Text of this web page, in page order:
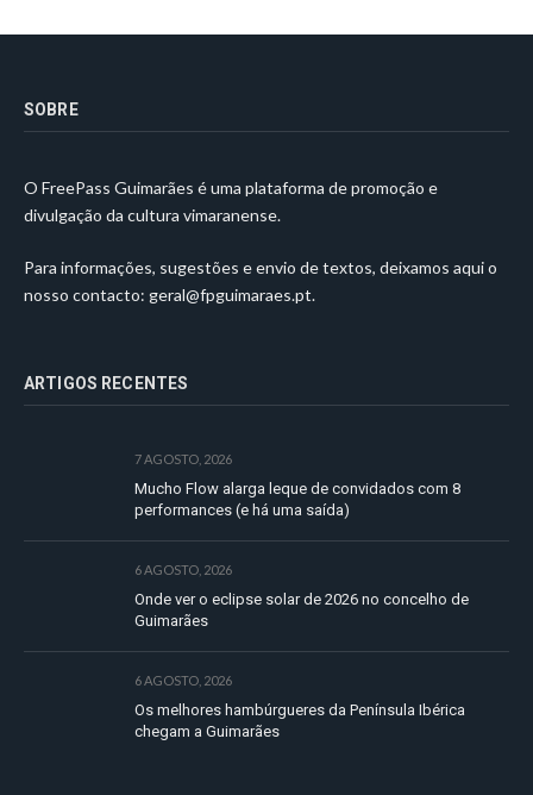
SOBRE
O FreePass Guimarães é uma plataforma de promoção e
divulgação da cultura vimaranense.
Para informações, sugestões e envio de textos, deixamos aqui o
nosso contacto: geral@fpguimaraes.pt.
ARTIGOS RECENTES
7 AGOSTO, 2026
Mucho Flow alarga leque de convidados com 8
performances (e há uma saída)
6 AGOSTO, 2026
Onde ver o eclipse solar de 2026 no concelho de
Guimarães
6 AGOSTO, 2026
Os melhores hambúrgueres da Península Ibérica
chegam a Guimarães